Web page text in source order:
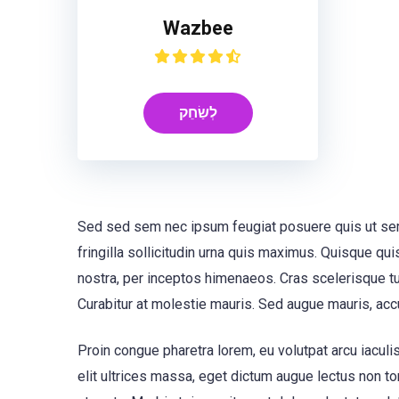
Wazbee
לְשַׂחֵק
Sed sed sem nec ipsum feugiat posuere quis ut
fringilla sollicitudin urna quis maximus. Quisque
nostra, per inceptos himenaeos. Cras scelerisque
Curabitur at molestie mauris. Sed augue mauris,
Proin congue pharetra lorem, eu volutpat arcu
elit ultrices massa, eget dictum augue lectus non